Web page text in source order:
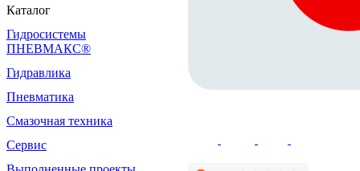
Каталог
Гидросистемы
ПНЕВМАКС®
Гидравлика
Пневматика
Смазочная техника
Сервис